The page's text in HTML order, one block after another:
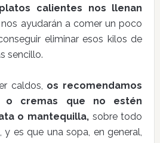
calientes nos llenan
nos ayudarán a comer un poco
eliminar esos kilos de
sencillo.
caldos, os recomendamos
o cremas que no estén
o mantequilla, sobre todo
y es que una sopa, en general,